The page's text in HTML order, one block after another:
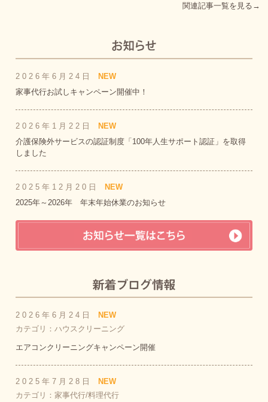
関連記事一覧を見る→
2026年6月24日
NEW
家事代行お試しキャンペーン開催中！
2026年1月22日
NEW
介護保険外サービスの認証制度「100年人生サポート認証」を取得
しました
2025年12月20日
NEW
2025年～2026年 年末年始休業のお知らせ
2026年6月24日
NEW
カテゴリ：ハウスクリーニング
エアコンクリーニングキャンペーン開催
2025年7月28日
NEW
カテゴリ：家事代行/料理代行